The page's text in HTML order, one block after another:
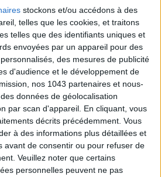
stockons et/ou accédons à des
telles que les cookies, et traitons
telles que des identifiants uniques et
envoyées par un appareil pour des
des mesures de publicité
d'audience et le développement de
nos 1043 partenaires et nous-
données de géolocalisation
par scan d'appareil. En cliquant, vous
décrits précédemment. Vous
à des informations plus détaillées et
avant de consentir ou pour refuser de
Veuillez noter que certains
personnelles peuvent ne pas
DONNENT LE TON DE LA SAISON